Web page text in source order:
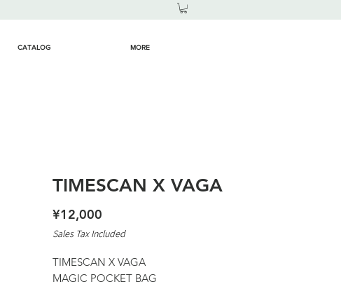
CATALOG MORE
TIMESCAN X VAGA
¥12,000
Sales Tax Included
TIMESCAN X VAGA
MAGIC POCKET BAG